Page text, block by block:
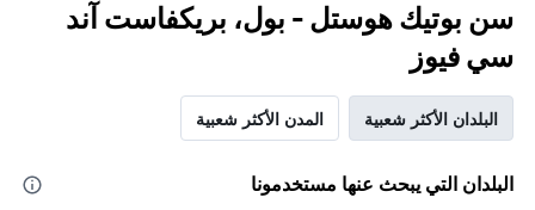
سن بوتيك هوستل - بول، بريكفاست آند
سي فيوز
البلدان الأكثر شعبية المدن الأكثر شعبية
البلدان التي يبحث عنها مستخدمونا